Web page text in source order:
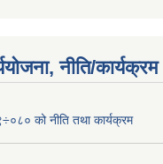
नीति/कार्यक्रम
को नीति तथा कार्यक्रम